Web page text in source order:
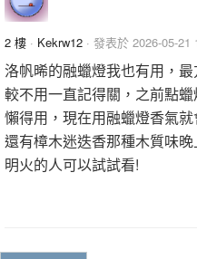
2 樓 · Kekrw12 · 發表於 2026-05-21
洛帆晞的融蠟燈我也有用，
較不用一直記得關，之前點
懶得用，現在用融蠟燈香氣
還有樟木迷迭香那種木質味
明火的人可以試試看!